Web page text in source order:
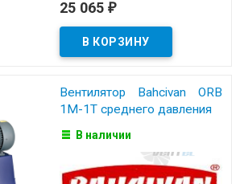
25 065 ₽
Вентилятор Bahcivan ORB
1M-1T среднего давления
В наличии